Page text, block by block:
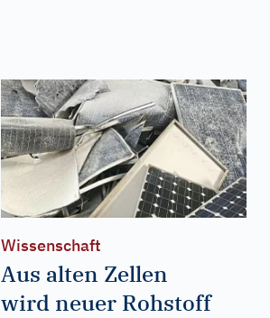
Wissenschaft
Aus alten Zellen
wird neuer Rohstoff